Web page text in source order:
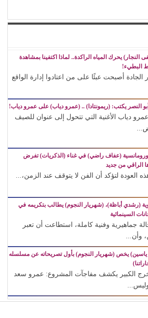
يحرك المياه الراكدة.. لماذا اكتفينا بمشاهدة
البطيء!
الجادة أصبحت عبئًا على من اعتادوا إدارة الواقع
النصر يكتب: (ريمونتادا) .. (عمرو دياب) على عمرو دياب!
دياب الأغنية التي تتحول إلى عنوان للصيف
(عفاف راضي) في غناء (الذكريات) تفرض
الراقي من جديد
العودة لتؤكد أن الفن لا يتوقف عند الزمن،...
(رشدي أباظة)، (شهريار النجوم) يطالب بتكريمه في
السينمائية
جماهيرية وفنية كاملة، استطاعت أن تعبر
وأن...
يخص (شهريار النجوم) بأول تصريحاته عن مسلسله
الكبير يكشف مفاجآت المشروع: عمرو سعد